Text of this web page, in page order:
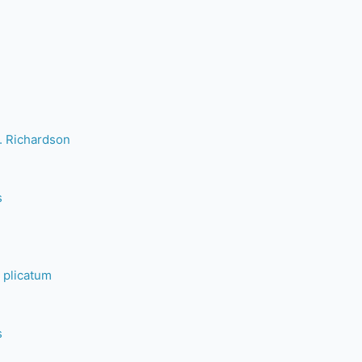
Richardson
plicatum